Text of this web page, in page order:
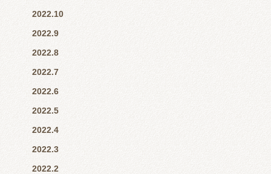
2022.10
2022.9
2022.8
2022.7
2022.6
2022.5
2022.4
2022.3
2022.2